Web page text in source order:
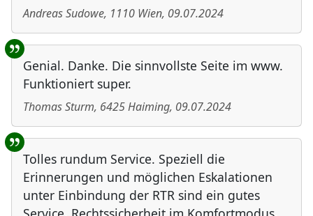
Andreas Sudowe, 1110 Wien, 09.07.2024
Genial. Danke. Die sinnvollste Seite im www.
Funktioniert super.
Thomas Sturm, 6425Haiming, 09.07.2024
Tolles rundum Service. Speziell die
Erinnerungen und möglichen Eskalationen
unter Einbindung der RTR sind ein gutes